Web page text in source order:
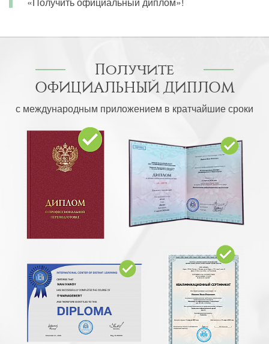
Получите
ОФИЦИАЛЬНЫЙ ДИПЛОМ
с международным приложением в кратчайшие сроки